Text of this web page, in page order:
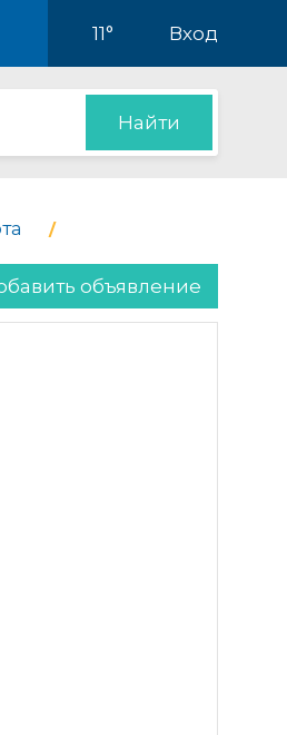
11° Вход
Найти
объявление